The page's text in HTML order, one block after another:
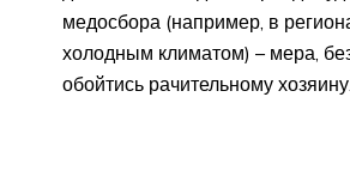
медосбора (например, в
холодным климатом) – мера,
обойтись рачительному хозяину.